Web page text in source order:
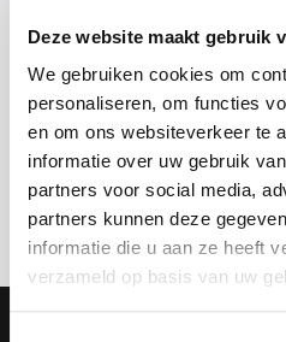
Deze website maakt gebruik
We gebruiken cookies om
personaliseren, om functies
en om ons websiteverkeer te
informatie over uw gebruik
partners voor social media,
partners kunnen deze
informatie die u aan ze heeft
verzameld op basis van uw
Verdient een ervaren
beginner?
Wat verdient een
Kan een productiemedewerker